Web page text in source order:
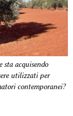
acquisendo
utilizzati per
contemporanei?